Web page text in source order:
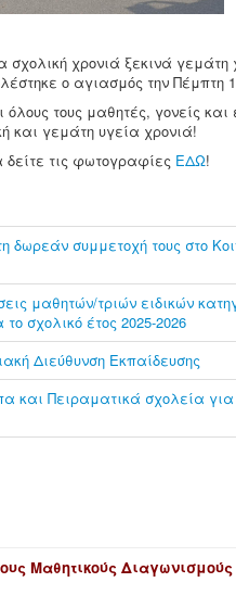
σχολική χρονιά ξεκινά
ο αγιασμός την Πέμπτη
τους μαθητές, γονείς και
και γεμάτη υγεία χρονιά!
τις φωτογραφίες ΕΔΩ!
συμμετοχή τους στο
μαθητών/τριών ειδικών
σχολικό έτος 2025-2026
Διεύθυνση Εκπαίδευσης
και Πειραματικά σχολεία για
Μαθητικούς Διαγωνισμούς